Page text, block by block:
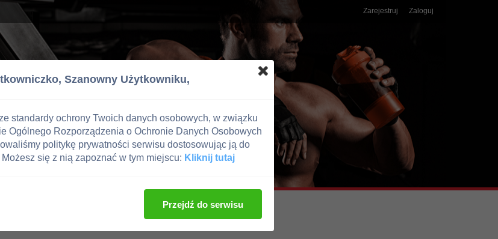
Zarejestruj Zaloguj
Szanowny Użytkowniku,
standardy ochrony Twoich danych osobowych, w związku
Ogólnego Rozporządzenia o Ochronie Danych Osobowych
politykę prywatności serwisu dostosowując ją do
się z nią zapoznać w tym miejscu: Kliknij tutaj
Przejdź do serwisu